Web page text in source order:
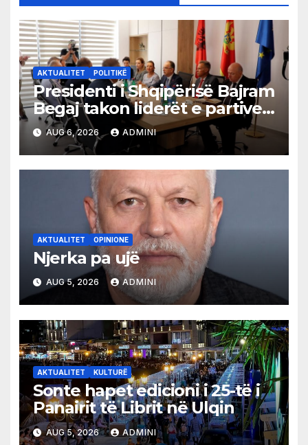
AKTUALITET POLITIKË
Presidenti i Shqipërisë Bajram
Begaj takon liderët e partive
shqiptare në Ulqin
AUG 6, 2026 ADMINI
AKTUALITET OPINIONE
Njerka pa ujë
AUG 5, 2026 ADMINI
AKTUALITET KULTURË
Sonte hapet edicioni i 25-të i
Panairit të Librit në Ulqin
AUG 5, 2026 ADMINI